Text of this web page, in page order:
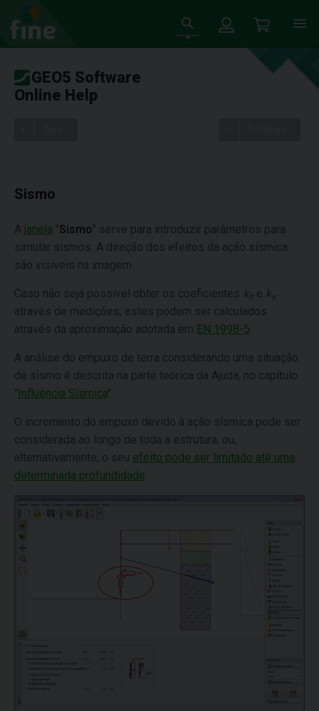
GEO5 Software
Online Help
Sismo
A janela "Sismo" serve para introduzir parâmetros para
simular sismos. A direção dos efeitos da ação sísmica
são visíveis na imagem.
Caso não seja possível obter os coeficientes kh e k v
através de medições, estes podem ser calculados
através da aproximação adotada em EN 1998-5
A análise do empuxo de terra considerando uma situação
de sismo é descrita na parte teórica da Ajuda, no capítulo
"Influência Sísmica".
O incremento do empuxo devido à ação sísmica pode ser
considerada ao longo de toda a estrutura, ou,
alternativamente, o seu efeito pode ser limitado até uma
determinada profundidade